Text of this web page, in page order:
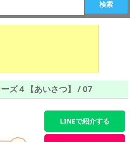
検索
ズ４【あいさつ】 / 07
LINEで紹介する